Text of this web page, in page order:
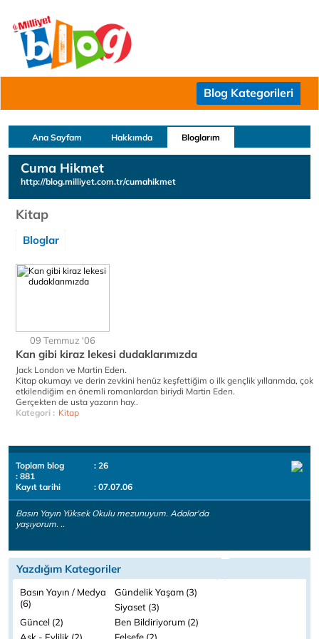
Blog Kategorileri
Ana Sayfam Hakkımda Bloglarım
Cuma Hikmet
http://blog.milliyet.com.tr/cumahikmet
Kitap
Bloglar
09 Temmuz '06
Kan gibi kiraz lekesi dudaklarımızda
Jack London ve Martin Eden.
Kitap okumayı ve derin zevkini henüz keşfettiğim o ilk gençlik yıllarımda, çok
etkilendiğim en önemli romanlardan biriydi Martin Eden.
Gerçekten de usta yazarın hay..
Kategori : Kitap
Toplam blog
: 26
: 881
Kayıt tarihi
: 07.07.06
Basın Yayın Yüksek Okulu mezunuyum. Adalar'da
yaşıyorum. ..
Yazdığım Kategoriler
Basın Yayın / Medya
(6)
Gündelik Yaşam (3)
Siyaset (3)
Güncel (2)
Ben Bildiriyorum (2)